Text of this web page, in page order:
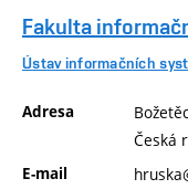
Fakulta
Ústav informačních
Adresa
Česká
E-mail